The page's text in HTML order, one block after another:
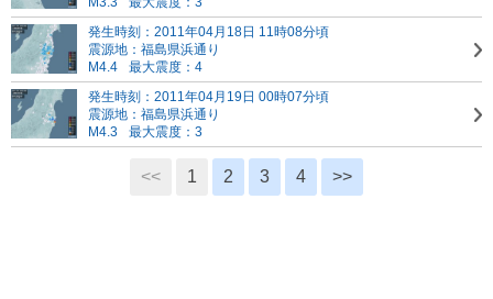
発生時刻：2011年04月18日 11時08分頃
震源地：福島県浜通り
M4.4
最大震度：4
発生時刻：2011年04月19日 00時07分頃
震源地：福島県浜通り
M4.3
最大震度：3
<< 1 2 3 4 >>